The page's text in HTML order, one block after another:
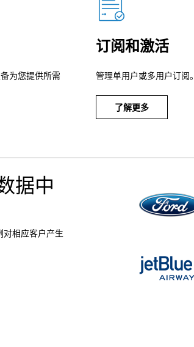
为您提供所需
订阅和激活
管理单用户或多用户订阅。
了解更多
据中
对相应客户产生